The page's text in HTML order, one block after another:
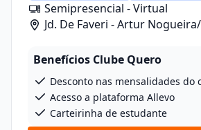
Semipresencial - Virtual
Jd. De Faveri - Artur
Benefícios Clube Quero
Desconto nas mensalidades do
Acesso a plataforma Allevo
Carteirinha de estudante